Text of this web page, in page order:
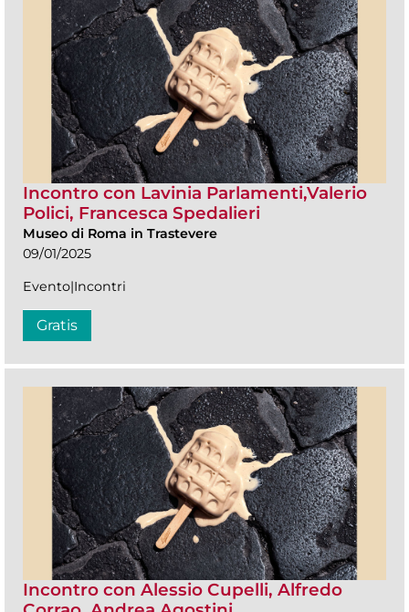
Incontro con Lavinia Parlamenti,Valerio
Polici, Francesca Spedalieri
Museo di Roma in Trastevere
09/01/2025
Evento|Incontri
Gratis
Incontro con Alessio Cupelli, Alfredo